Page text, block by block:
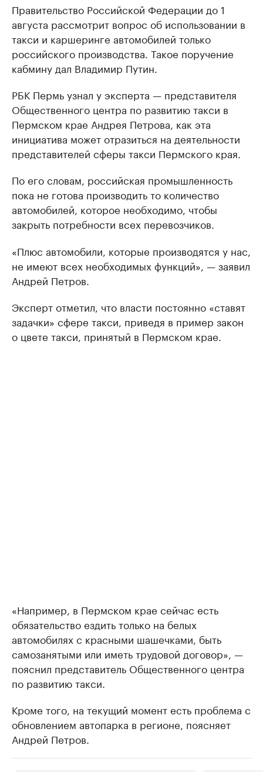
Правительство Российской Федерации до 1
августа рассмотрит вопрос об использовании в
такси и каршеринге автомобилей только
российского производства. Такое поручение
кабмину дал Владимир Путин.
РБК Пермь узнал у эксперта — представителя
Общественного центра по развитию такси в
Пермском крае Андрея Петрова, как эта
инициатива может отразиться на деятельности
представителей сферы такси Пермского края.
По его словам, российская промышленность
пока не готова производить то количество
автомобилей, которое необходимо, чтобы
закрыть потребности всех перевозчиков.
«Плюс автомобили, которые производятся у нас,
не имеют всех необходимых функций», — заявил
Андрей Петров.
Эксперт отметил, что власти постоянно «ставят
задачки» сфере такси, приведя в пример закон
о цвете такси, принятый в Пермском крае.
«Например, в Пермском крае сейчас есть
обязательство ездить только на белых
автомобилях с красными шашечками, быть
самозанятыми или иметь трудовой договор», —
пояснил представитель Общественного центра
по развитию такси.
Кроме того, на текущий момент есть проблема с
обновлением автопарка в регионе, поясняет
Андрей Петров.